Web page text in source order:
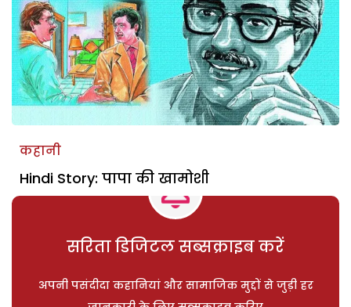
कहानी
Hindi Story: पापा की खामोशी
सरिता डिजिटल सब्सक्राइब करें
अपनी पसंदीदा कहानियां और सामाजिक मुद्दों से जुड़ी हर